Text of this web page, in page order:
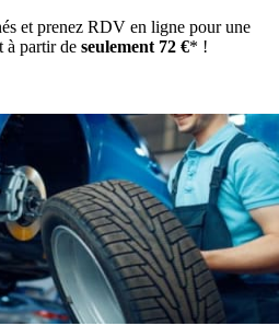
et prenez RDV en ligne pour une
à partir de seulement 72 €* !